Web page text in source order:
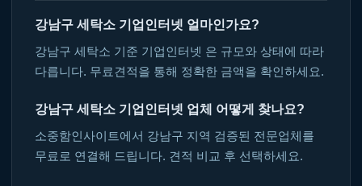
강남구 세탁소 기업인터넷 얼마인가요?
강남구 세탁소 기준 기업인터넷 은 규모와 상태에 따라
다릅니다. 무료견적을 통해 정확한 금액을 확인하세요.
강남구 세탁소 기업인터넷 업체 어떻게 찾나요?
소중함인사이트에서 강남구 지역 검증된 전문업체를
무료로 연결해 드립니다. 견적 비교 후 선택하세요.